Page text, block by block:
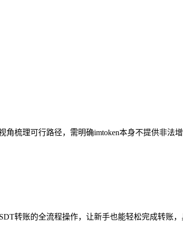
梳理可行路径，需明确imtoken本身不提供非法
转账的全流程操作，让新手也能轻松完成转账